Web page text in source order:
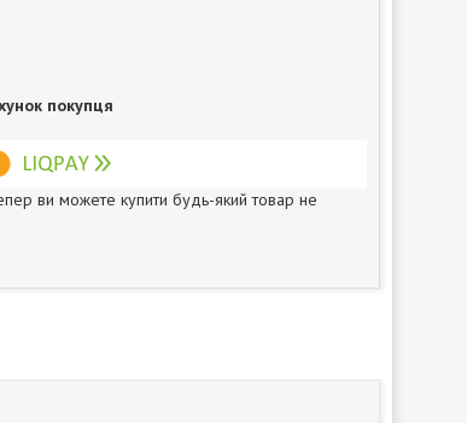
покупця
ви можете купити будь-який товар не